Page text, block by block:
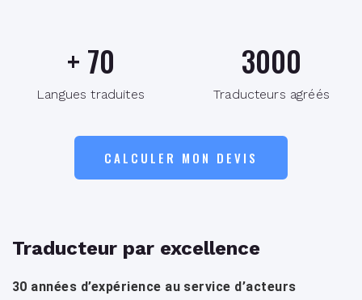
+ 70
Langues traduites
3000
Traducteurs agréés
CALCULER MON DEVIS
Traducteur par excellence
30 années d’expérience au service d’acteurs